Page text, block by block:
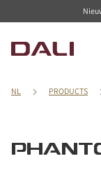
NL PRODUCTS